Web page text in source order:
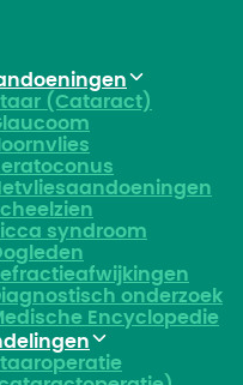
(Cataract)
syndroom
onderzoek
Encyclopedie